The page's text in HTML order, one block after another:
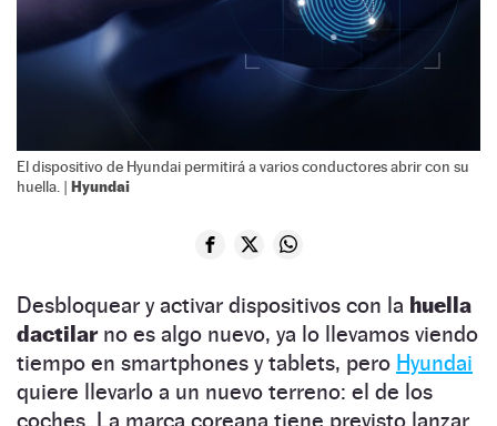
El dispositivo de Hyundai permitirá a varios conductores abrir con su
huella. | Hyundai
Desbloquear y activar dispositivos con la huella
dactilarno es algo nuevo, ya lo llevamos viendo
tiempo en smartphones y tablets, pero Hyundai
quiere llevarlo a un nuevo terreno: el de los
coches. La marca coreana tiene previsto lanzar